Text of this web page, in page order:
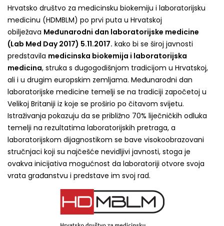
Hrvatsko društvo za medicinsku biokemiju i laboratorijsku
medicinu (HDMBLM) po prvi puta u Hrvatskoj
obilježava Međunarodni dan laboratorijske medicine
(Lab Med Day 2017) 5.11.2017. kako bi se široj javnosti
predstavila medicinska biokemija i laboratorijska
medicina, struka s dugogodišnjom tradicijom u Hrvatskoj,
ali i u drugim europskim zemljama. Međunarodni dan
laboratorijske medicine temelji se na tradiciji započetoj u
Velikoj Britaniji iz koje se proširio po čitavom svijetu.
Istraživanja pokazuju da se približno 70% liječničkih odluka
temelji na rezultatima laboratorijskih pretraga, a
laboratorijskom dijagnostikom se bave visokoobrazovani
stručnjaci koji su najčešće nevidljivi javnosti, stoga je
ovakva inicijativa mogućnost da laboratoriji otvore svoja
vrata građanstvu i predstave im svoj rad.